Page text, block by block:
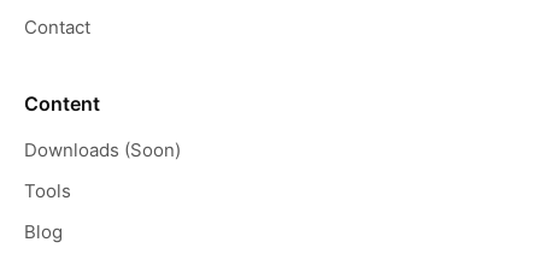
Contact
Content
Downloads (Soon)
Tools
Blog